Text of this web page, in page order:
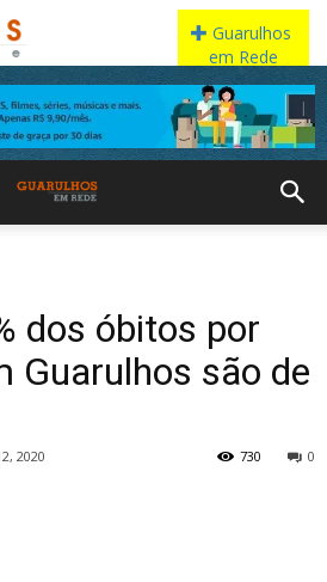
dos óbitos por
Guarulhos são de
2020 0
730